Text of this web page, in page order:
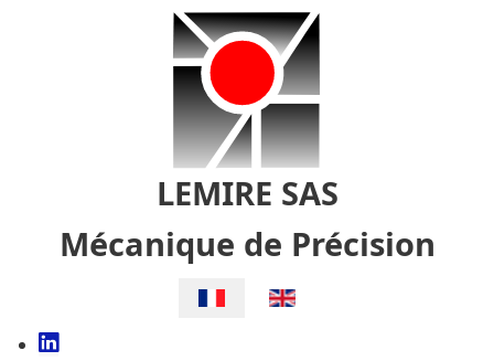
LEMIRE SAS
Mécanique de Précision
Sélectionnez votre langue